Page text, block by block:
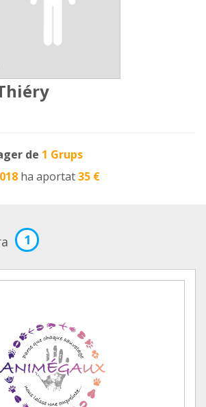
de 1 Grups
ha aportat35 €
1